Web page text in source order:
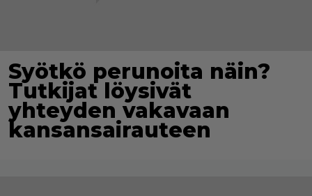
Syötkö perunoita näin?
Tutkijat löysivät
yhteyden vakavaan
kansansairauteen